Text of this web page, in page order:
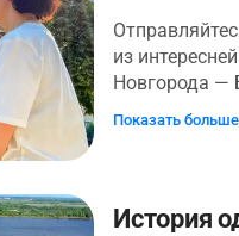
из
Новгорода —
ней
культурного
Показать больше
История